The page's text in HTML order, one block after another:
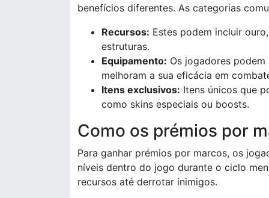
benefícios diferentes. As categorias
Recursos: Estes podem incluir
estruturas.
Equipamento: Os jogadores
melhoram a sua eficácia em
Itens exclusivos: Itens únicos que
como skins especiais ou boosts.
Como os prémios por
Para ganhar prémios por marcos, os
níveis dentro do jogo durante o ciclo
recursos até derrotar inimigos.